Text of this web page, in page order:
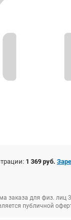
1 369 руб.
заказа для физ. лиц
публичной